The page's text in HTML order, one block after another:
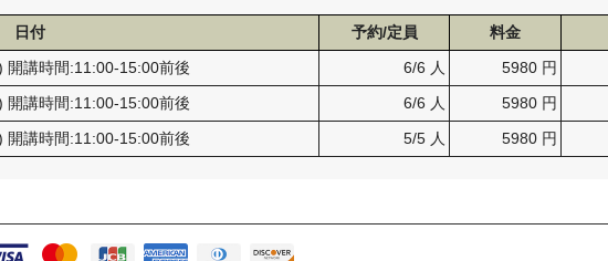
日付 予約/定員 料金
開講時間:11:00-15:00前後
6/6 人 5980 円
開講時間:11:00-15:00前後
6/6 人 5980 円
開講時間:11:00-15:00前後
5/5 人 5980 円